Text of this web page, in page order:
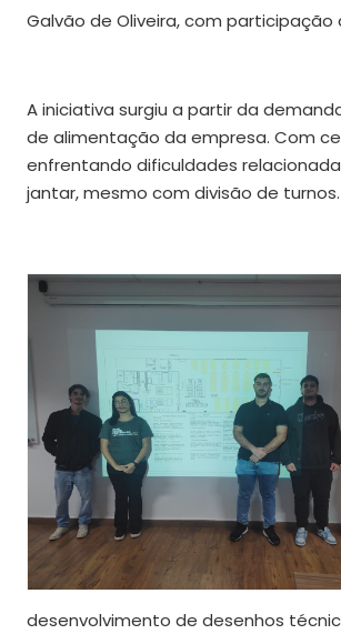
Galvão de Oliveira, com
A iniciativa surgiu a partir da
de alimentação da empresa. Com
enfrentando dificuldades
jantar, mesmo com divisão de turnos.
desenvolvimento de desenhos